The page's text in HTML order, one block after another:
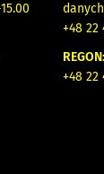
+48 22
REGON:
+48 22